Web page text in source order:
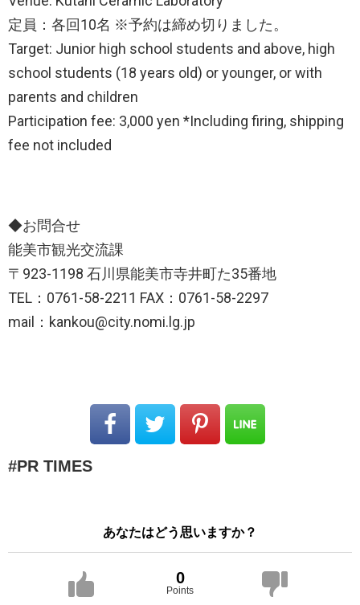
定員：各回10名 ※予約は締め切りました。
Target: Junior high school students and above, high
school students (18 years old) or younger, or with
parents and children
Participation fee: 3,000 yen *Including firing, shipping
fee not included
◆お問合せ
能美市観光交流課
〒923-1198 石川県能美市寺井町た35番地
TEL：0761-58-2211 FAX：0761-58-2297
mail：kankou@city.nomi.lg.jp
PR TIMES
あなたはどう思いますか？
0
Points